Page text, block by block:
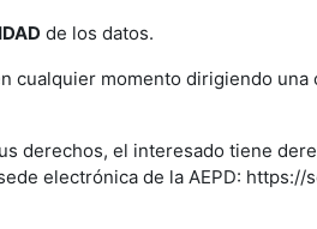
de los datos.
cualquier momento dirigiendo
derechos, el interesado tiene
electrónica de la AEPD: